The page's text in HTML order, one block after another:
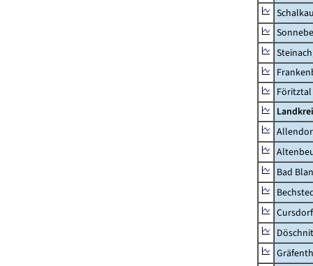
Föritztal
Bad
Cursdorf